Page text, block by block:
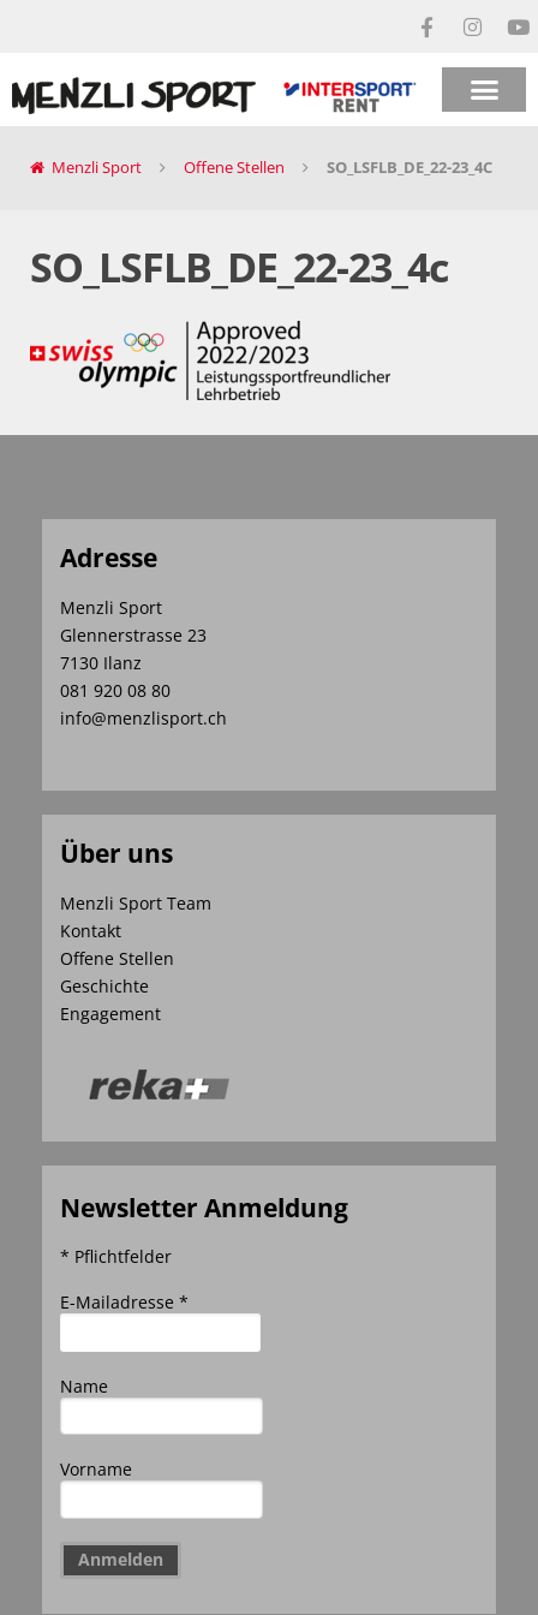
Menzli Sport Offene Stellen SO_LSFLB_DE_22-23_4C
SO_LSFLB_DE_22-23_4c
Adresse
Menzli Sport
Glennerstrasse 23
7130 Ilanz
081 920 08 80
info@menzlisport.ch
Über uns
Menzli Sport Team
Kontakt
Offene Stellen
Geschichte
Engagement
Newsletter Anmeldung
* Pflichtfelder
E-Mailadresse *
Name
Vorname